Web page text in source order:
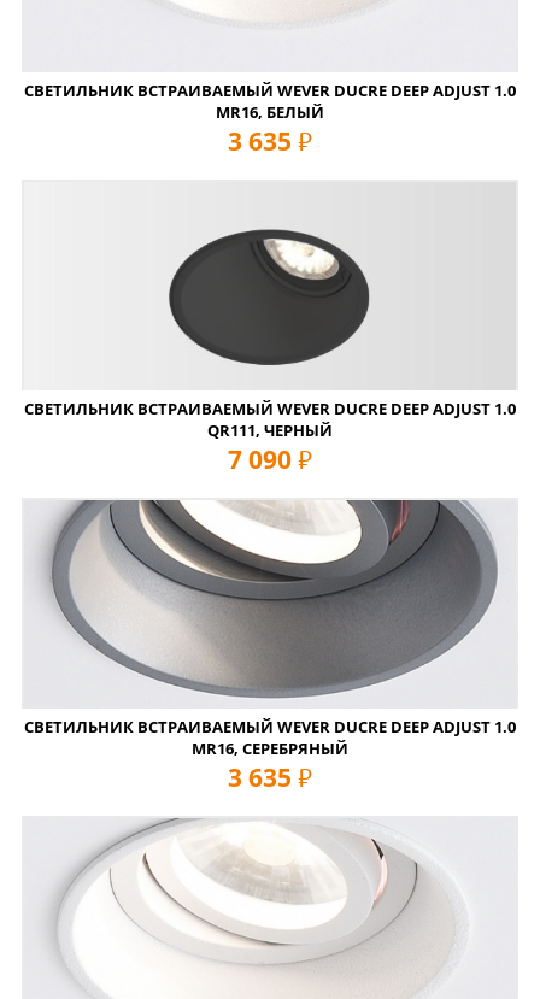
СВЕТИЛЬНИК ВСТРАИВАЕМЫЙ WEVER DUCRE DEEP ADJUST 1.0
MR16, БЕЛЫЙ
3 635 руб
СВЕТИЛЬНИК ВСТРАИВАЕМЫЙ WEVER DUCRE DEEP ADJUST 1.0
QR111, ЧЕРНЫЙ
7 090 руб
СВЕТИЛЬНИК ВСТРАИВАЕМЫЙ WEVER DUCRE DEEP ADJUST 1.0
MR16, СЕРЕБРЯНЫЙ
3 635 руб